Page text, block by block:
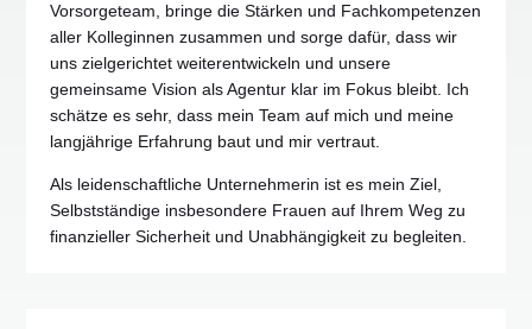
Vorsorgeteam, bringe die Stärken und Fachkompetenzen
aller Kolleginnen zusammen und sorge dafür, dass wir
uns zielgerichtet weiterentwickeln und unsere
gemeinsame Vision als Agentur klar im Fokus bleibt. Ich
schätze es sehr, dass mein Team auf mich und meine
langjährige Erfahrung baut und mir vertraut.
Als leidenschaftliche Unternehmerin ist es mein Ziel,
Selbstständige insbesondere Frauen auf Ihrem Weg zu
finanzieller Sicherheit und Unabhängigkeit zu begleiten.